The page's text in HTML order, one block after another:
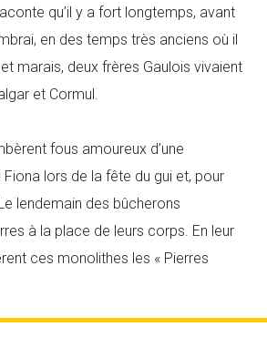
qu’il y a fort longtemps, avant
en des temps très anciens où il
marais, deux frères Gaulois vivaient
et Cormul.
fous amoureux d’une
lors de la fête du gui et, pour
lendemain des bûcherons
à la place de leurs corps. En leur
ces monolithes les « Pierres